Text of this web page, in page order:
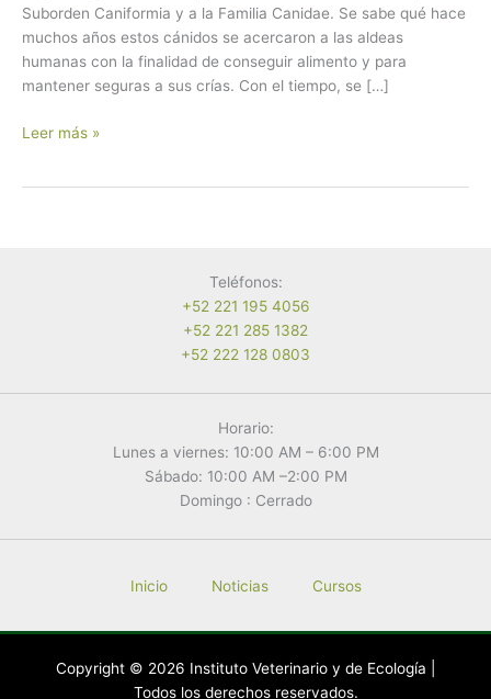
Suborden Caniformia y a la Familia Canidae. Se sabe qué hace
muchos años estos cánidos se acercaron a las aldeas
humanas con la finalidad de conseguir alimento y para
mantener seguras a sus crías. Con el tiempo, se […]
Razas
raza»
Leer más »
Teléfonos:
+52 221 195 4056
+52 221 285 1382
+52 222 128 0803
Horario:
Lunes a viernes: 10:00 AM – 6:00 PM
Sábado: 10:00 AM –2:00 PM
Domingo : Cerrado
Inicio Noticias Cursos
Copyright © 2026 Instituto Veterinario y de Ecología |
Todos los derechos reservados.